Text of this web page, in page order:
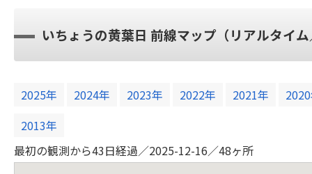
いちょうの黄葉日 前線マップ（リアルタイ
2025年 2024年 2023年 2022年 2021年
2013年
最初の観測から43日経過／2025-12-16／48ヶ所